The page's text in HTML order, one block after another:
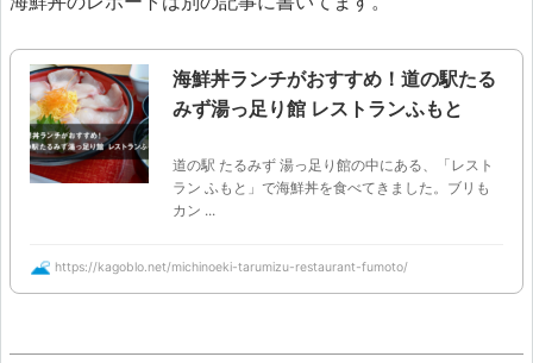
海鮮丼ランチがおすすめ！道の駅たる
みず湯っ足り館 レストランふもと
道の駅 たるみず 湯っ足り館の中にある、「レスト
ラン ふもと」で海鮮丼を食べてきました。ブリも
カン ...
https://kagoblo.net/michinoeki-tarumizu-restaurant-fumoto/